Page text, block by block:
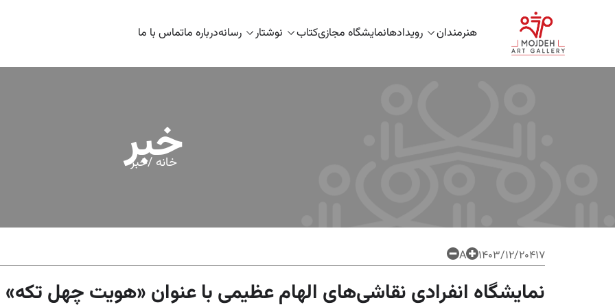
هنرمندان رویدادهانمایشگاه مجازیکتاب نوشتار رسانهدرباره ماتماس با ما
خبر
خانه /خبر
417۱۴۰۳/۱۲/۲۰ A
نمایشگاه انفرادی نقاشی‌های الهام عظیمی با عنوان «هویت چهل تکه»